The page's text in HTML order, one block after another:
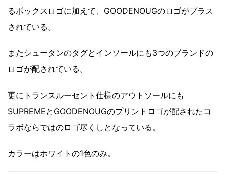
るボックスロゴに加えて、GOODENOUGのロゴがプラス
されている。
またシュータンのタグとインソールにも3つのブランドの
ロゴが配されている。
更にトランスルーセント仕様のアウトソールにも
SUPREMEとGOODENOUGのプリントロゴが配されたコ
ラボならではのロゴ尽くしとなっている。
カラーはホワイトの1色のみ。